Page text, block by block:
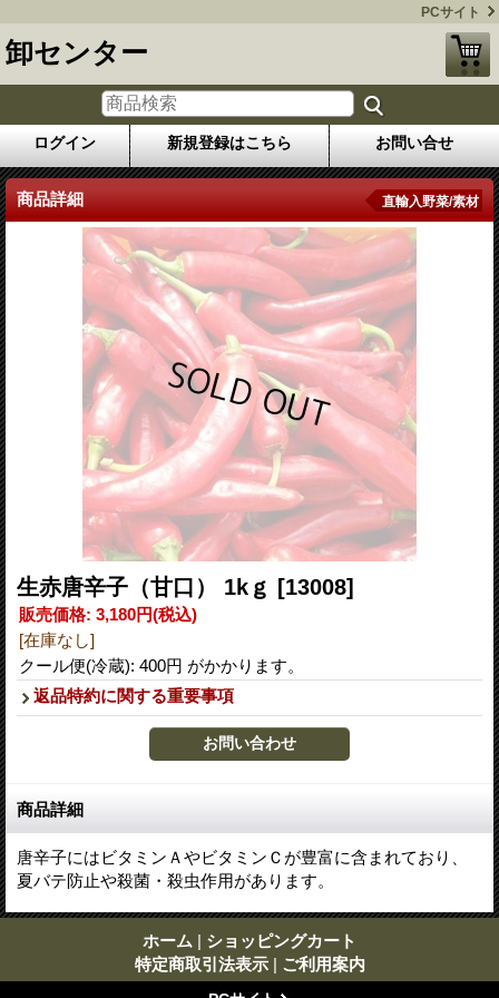
PCサイト
卸センター
ログイン 新規登録はこちら お問い合せ
商品詳細 直輸入野菜/素材
生赤唐辛子（甘口） 1kｇ [13008]
販売価格: 3,180円(税込)
[在庫なし]
クール便(冷蔵): 400円 がかかります。
返品特約に関する重要事項
商品詳細
唐辛子にはビタミンＡやビタミンＣが豊富に含まれており、
夏バテ防止や殺菌・殺虫作用があります。
ホーム | ショッピングカート
特定商取引法表示 | ご利用案内